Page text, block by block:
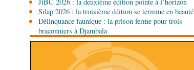
06-08-2026 08:30
Afrique-MondeCentrafrique : les sanctions de
l'ONU cachent la guerre silencieuse pour le
contrôle des ressources
JiBC 2026 : la deuxième édition pointe à l’horizon
Silap 2026 : la troisième édition se termine en beauté
Délinquance faunique : la prison ferme pour trois
braconniers à Djambala